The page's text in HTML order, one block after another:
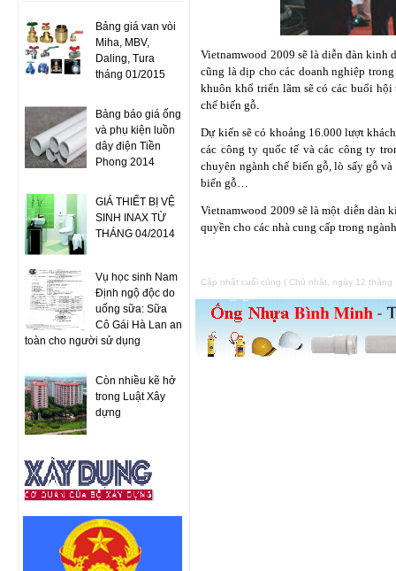
Bảng giá van vòi
Miha, MBV,
Daling, Tura
tháng 01/2015
Bảng báo giá ống
và phụ kiện luồn
dây điện Tiền
Phong 2014
GIÁ THIẾT BỊ VỆ
SINH INAX TỪ
THÁNG 04/2014
Vụ học sinh Nam
Định ngộ độc do
uống sữa: Sữa
Cô Gái Hà Lan an
toàn cho người sử dụng
Còn nhiều kẽ hở
trong Luật Xây
dựng
Vietnamwood 2009 sẽ là diễn đàn kinh
cũng là dịp cho các doanh nghiệp
khuôn khổ triển lãm sẽ có các buổi
chế biến gỗ.
Dự kiến sẽ có khoảng 16.000 lượt
các công ty quốc tế và các công ty
chuyên ngành chế biến gỗ, lò sấy gỗ
biến gỗ…
Vietnamwood 2009 sẽ là một diễn dàn
quyền cho các nhà cung cấp trong
Cập nhật cuối cùng ( Chủ nhật, ngày 12